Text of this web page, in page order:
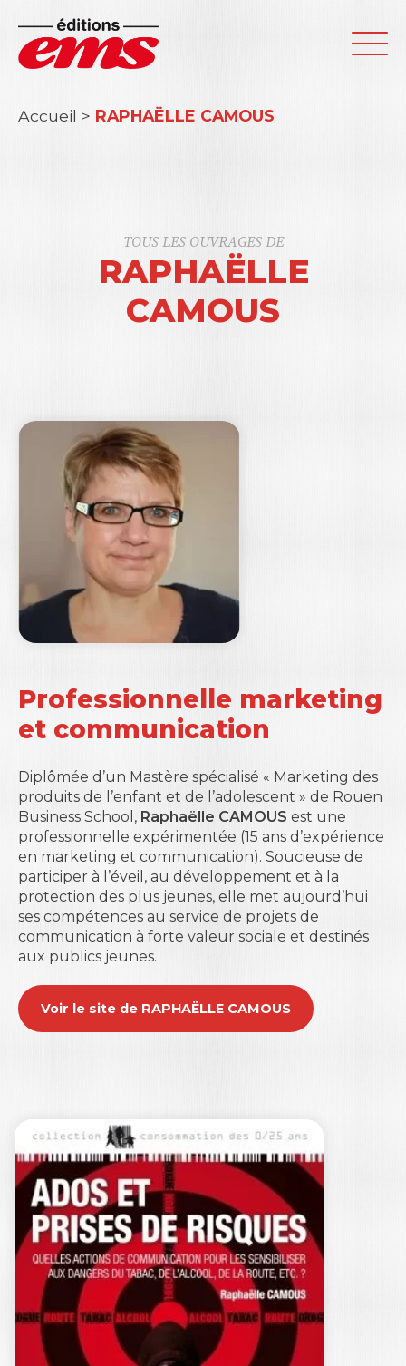
Accueil > RAPHAËLLE CAMOUS
TOUS LES OUVRAGES DE
RAPHAËLLE
CAMOUS
Professionnelle marketing
et communication
Diplômée d’un Mastère spécialisé « Marketing des
produits de l’enfant et de l’adolescent » de Rouen
Business School , Raphaëlle CAMOUS est une
professionnelle expérimentée (15 ans d’expérience
en marketing et communication). Soucieuse de
participer à l’éveil, au développement et à la
protection des plus jeunes, elle met aujourd’hui
ses compétences au service de projets de
communication à forte valeur sociale et destinés
aux publics jeunes.
Voir le site de RAPHAËLLE CAMOUS